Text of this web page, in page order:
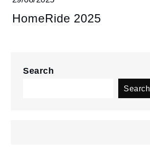
HomeRide 2025
Search
Search